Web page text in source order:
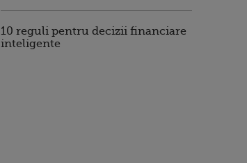
10 reguli pentru decizii financiare
inteligente